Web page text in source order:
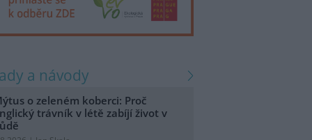
a návody
o zeleném koberci: Proč
trávník v létě zabíjí život v